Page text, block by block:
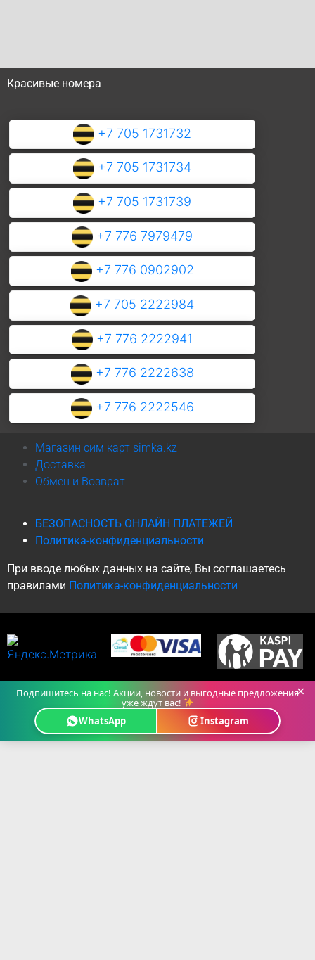
Красивые номера
+7 705 1731732
+7 705 1731734
+7 705 1731739
+7 776 7979479
+7 776 0902902
+7 705 2222984
+7 776 2222941
+7 776 2222638
+7 776 2222546
Магазин сим карт simka.kz
Доставка
Обмен и Возврат
БЕЗОПАСНОСТЬ ОНЛАЙН ПЛАТЕЖЕЙ
Политика-конфиденциальности
При вводе любых данных на сайте, Вы соглашаетесь
правилами Политика-конфиденциальности
Подпишитесь на нас! Акции, новости и выгодные предложения
уже ждут вас!
WhatsApp
Instagram
×